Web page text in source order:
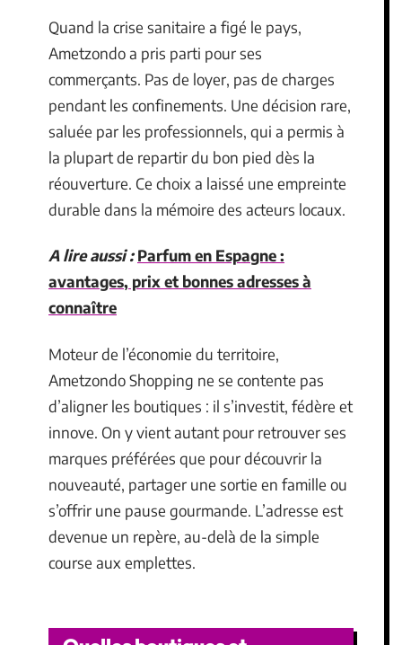
Quand la crise sanitaire a figé le pays,
Ametzondo a pris parti pour ses
commerçants. Pas de loyer, pas de charges
pendant les confinements. Une décision rare,
saluée par les professionnels, qui a permis à
la plupart de repartir du bon pied dès la
réouverture. Ce choix a laissé une empreinte
durable dans la mémoire des acteurs locaux.
A lire aussi : Parfum en Espagne :
avantages, prix et bonnes adresses à
connaître
Moteur de l’économie du territoire,
Ametzondo Shopping ne se contente pas
d’aligner les boutiques : il s’investit, fédère et
innove. On y vient autant pour retrouver ses
marques préférées que pour découvrir la
nouveauté, partager une sortie en famille ou
s’offrir une pause gourmande. L’adresse est
devenue un repère, au-delà de la simple
course aux emplettes.